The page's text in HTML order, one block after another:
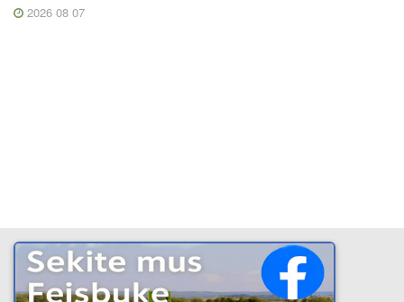
2026 08 07